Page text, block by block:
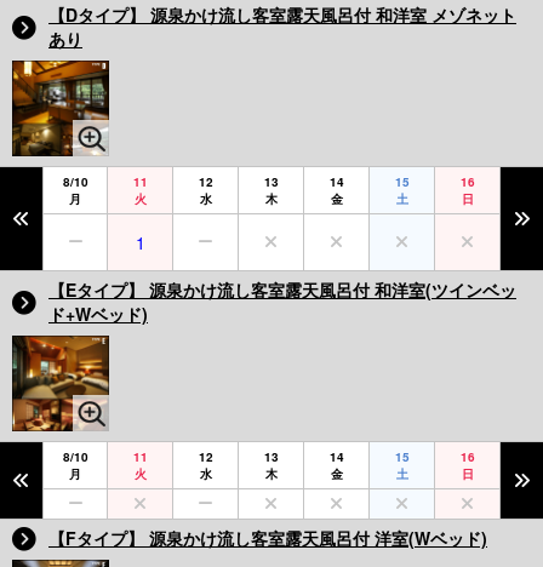
【Dタイプ】 源泉かけ流し客室露天風呂付 和洋室 メゾネット
あり
8/10
月
11
火
12
水
13
木
14
金
15
土
16
日
1
【Eタイプ】 源泉かけ流し客室露天風呂付 和洋室(ツインベッ
ド+Wベッド)
8/10
月
11
火
12
水
13
木
14
金
15
土
16
日
【Fタイプ】 源泉かけ流し客室露天風呂付 洋室(Wベッド)